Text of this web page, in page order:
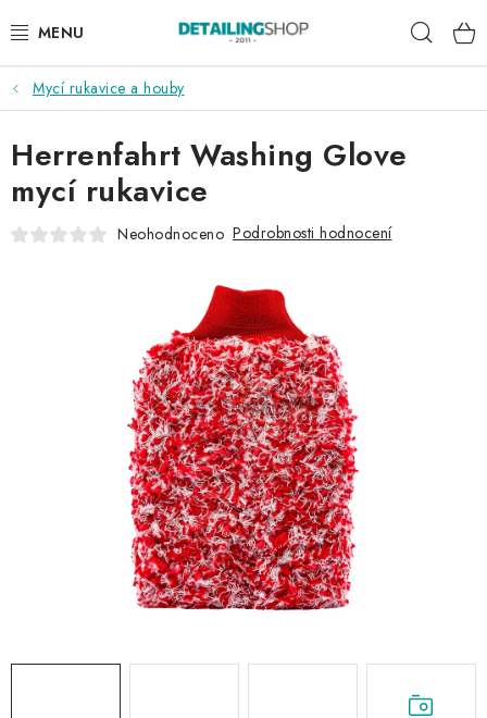
na
AKCE
NOVINKY
EXTERIÉR
DÁRKOVÉ SADY A POUKAZY
PRODÁVANÉ ZNAČKY
BYDLENÍ
Mycí rukavice a houby
Herrenfahrt Washing Glove
mycí rukavice
Neohodnoceno Podrobnosti hodnocení